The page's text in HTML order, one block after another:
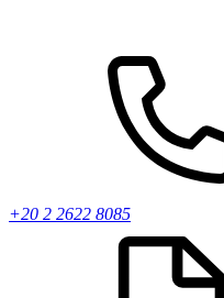
+20 2 2622 8085